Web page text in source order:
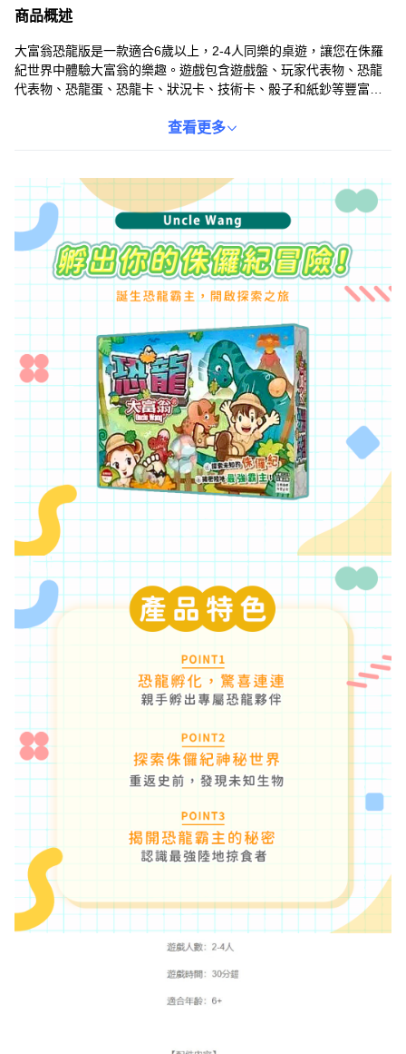
商品概述
大富翁恐龍版是一款適合6歲以上，2-4人同樂的桌遊，讓您在侏羅
紀世界中體驗大富翁的樂趣。遊戲包含遊戲盤、玩家代表物、恐龍
代表物、恐龍蛋、恐龍卡、狀況卡、技術卡、骰子和紙鈔等豐富配
式，考驗您的策略與決策能力，成為恐龍世界的大富翁！快來與家
查看更多